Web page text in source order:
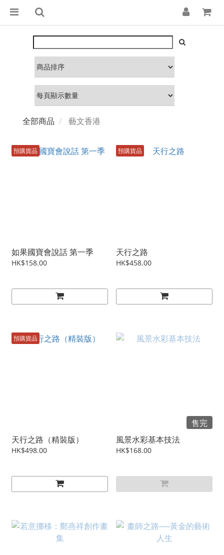
全部商品 藝文香港
預購貨品
如果國寶會說話 第一季
HK$158.00
預購貨品
天行之路
HK$458.00
預購貨品
天行之路（精裝版）
HK$498.00
售完
風景水彩基本技法
HK$168.00